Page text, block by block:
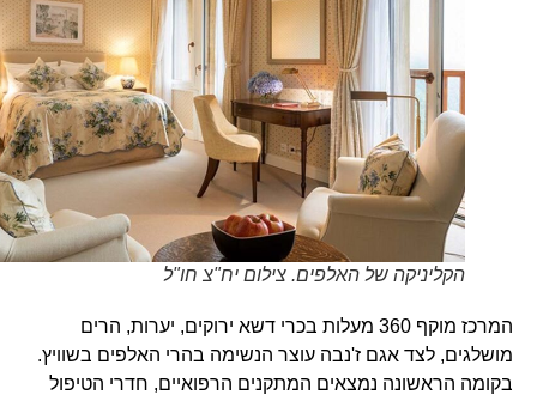
הקליניקה של האלפים. צילום יח"צ חו"ל
המרכז מוקף 360 מעלות בכרי דשא ירוקים, יערות, הרים
מושלגים, לצד אגם ז'נבה עוצר הנשימה בהרי האלפים בשוויץ.
בקומה הראשונה נמצאים המתקנים הרפואיים, חדרי הטיפול